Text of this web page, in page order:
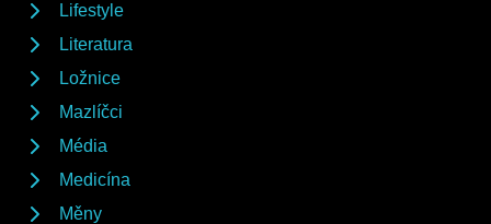
Lifestyle
Literatura
Ložnice
Mazlíčci
Média
Medicína
Měny